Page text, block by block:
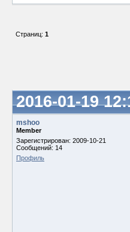
Страниц: 1
2016-01-19
mshoo
Member
Зарегистрирован: 2009-10-21
Сообщений: 14
Профиль